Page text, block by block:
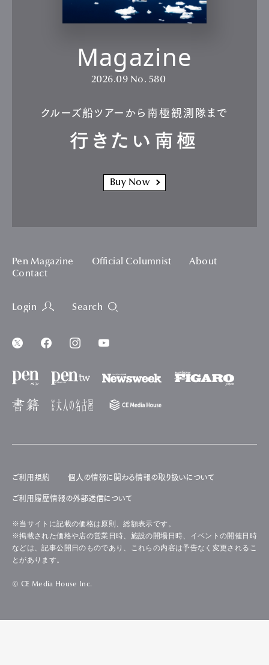
Magazine
2026.09 No. 580
クルーズ船ツアーから南極観測隊まで
行きたい南極
Buy Now
Pen Magazine Official Columnist
About
Contact
Login Search
ご利用規約 個人の情報に関わる情報の取り扱いについて
ご利用履歴情報の外部送信について
※当サイトに記載の価格は原則、総額表示です。
※掲載された価格や店の営業日時、施設の開場日時、イベントの開催日時
などは、記事公開日のものであり、これらの内容は予告なく変更されるこ
とがあります。
© CE Media House Inc.